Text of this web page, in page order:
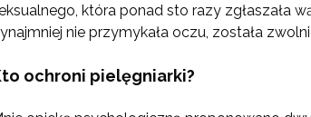
która ponad sto razy zgłaszała
nie przymykała oczu, została
ochroni pielęgniarki?